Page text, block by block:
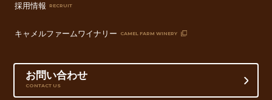
採用情報 RECRUIT
キャメルファームワイナリー CAMEL FARM WINERY
お問い合わせ
CONTACT US